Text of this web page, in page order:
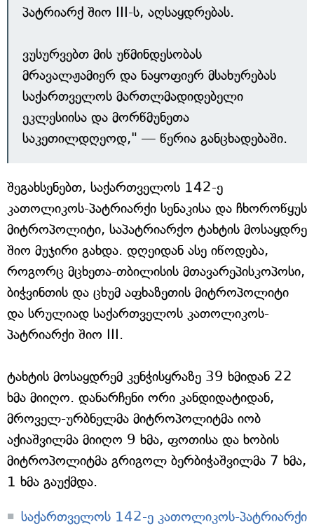
პატრიარქ შიო III-ს, აღსაყდრებას.
ვუსურვებთ მის უწმინდესობას
მრავალჟამიერ და ნაყოფიერ მსახურებას
საქართველოს მართლმადიდებელი
ეკლესიისა და მორწმუნეთა
საკეთილდღეოდ," — წერია განცხადებაში.
შეგახსენებთ, საქართველოს 142-ე
კათოლიკოს-პატრიარქი სენაკისა და ჩხოროწყუს
მიტროპოლიტი, საპატრიარქო ტახტის მოსაყდრე
შიო მუჯირი გახდა. დღეიდან ასე იწოდება,
როგორც მცხეთა-თბილისის მთავარეპისკოპოსი,
ბიჭვინთის და ცხუმ აფხაზეთის მიტროპოლიტი
და სრულიად საქართველოს კათოლიკოს-
პატრიარქი შიო III.
ტახტის მოსაყდრემ კენჭისყრაზე 39 ხმიდან 22
ხმა მიიღო. დანარჩენი ორი კანდიდატიდან,
მროველ-ურბნელმა მიტროპოლიტმა იობ
აქიაშვილმა მიიღო 9 ხმა, ფოთისა და ხობის
მიტროპოლიტმა გრიგოლ ბერბიჭაშვილმა 7 ხმა,
1 ხმა გაუქმდა.
საქართველოს 142-ე კათოლიკოს-პატრიარქი